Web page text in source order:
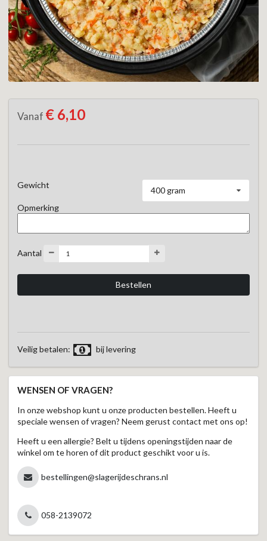
Vanaf € 6,10
Gewicht
400 gram
Opmerking
Aantal
Veilig betalen: bij levering
WENSEN OF VRAGEN?
In onze webshop kunt u onze producten bestellen. Heeft u
speciale wensen of vragen? Neem gerust contact met ons op!
Heeft u een allergie? Belt u tijdens openingstijden naar de
winkel om te horen of dit product geschikt voor u is.
bestellingen@slagerijdeschrans.nl
058-2139072